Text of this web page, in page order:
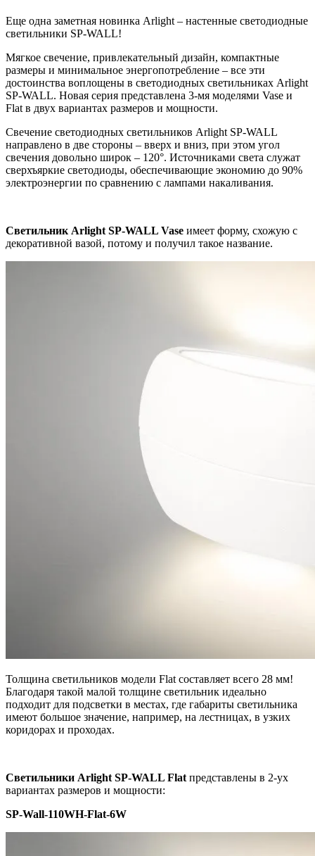
Еще одна заметная новинка Arlight – настенные светодиодные
светильники SP-WALL!
Мягкое свечение, привлекательный дизайн, компактные
размеры и минимальное энергопотребление – все эти
достоинства воплощены в светодиодных светильниках Arlight
SP-WALL. Новая серия представлена 3-мя моделями Vase и
Flat в двух вариантах размеров и мощности.
Свечение светодиодных светильников Arlight SP-WALL
направлено в две стороны – вверх и вниз, при этом угол
свечения довольно широк – 120°. Источниками света служат
сверхъяркие светодиоды, обеспечивающие экономию до 90%
электроэнергии по сравнению с лампами накаливания.
Светильник Arlight SP-WALL Vase имеет форму, схожую с
декоративной вазой, потому и получил такое название.
Толщина светильников модели Flat составляет всего 28 мм!
Благодаря такой малой толщине светильник идеально
подходит для подсветки в местах, где габариты светильника
имеют большое значение, например, на лестницах, в узких
коридорах и проходах.
Светильники Arlight SP-WALL Flat представлены в 2-ух
вариантах размеров и мощности:
SP-Wall-110WH-Flat-6W